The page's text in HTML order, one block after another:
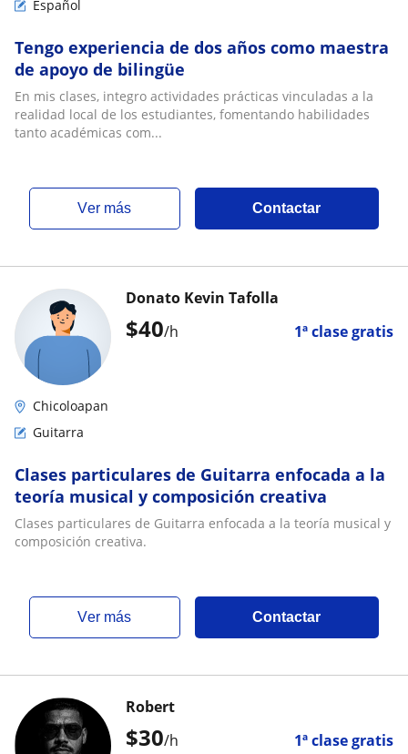
Español
Tengo experiencia de dos años como maestra
de apoyo de bilingüe
En mis clases, integro actividades prácticas vinculadas a la
realidad local de los estudiantes, fomentando habilidades
tanto académicas com...
ver más Contactar
$40/h 1ª clase gratis
Donato Kevin Tafolla
Chicoloapan
Guitarra
Clases particulares de Guitarra enfocada a la
teoría musical y composición creativa
Clases particulares de Guitarra enfocada a la teoría musical y
composición creativa.
ver más Contactar
$30/h 1ª clase gratis
Robert